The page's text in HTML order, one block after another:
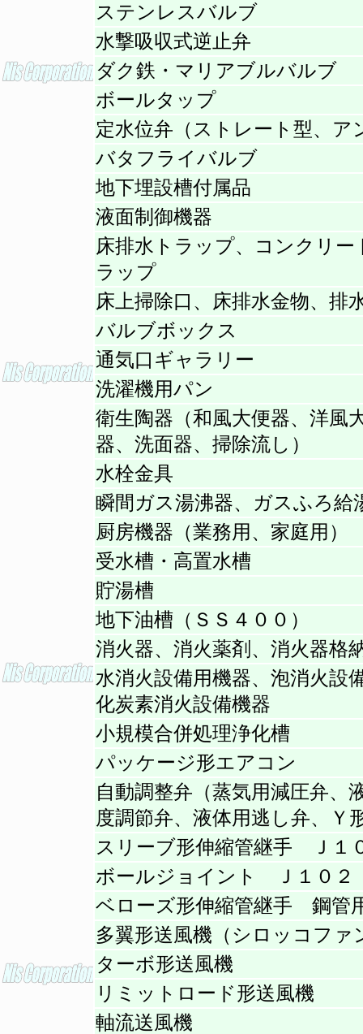
ステンレスバルブ
水撃吸収式逆止弁
ダク鉄・マリアブルバルブ
ボールタップ
定水位弁（ストレート型、ア
バタフライバルブ
地下埋設槽付属品
液面制御機器
床排水トラップ、コンクリ
ラップ
床上掃除口、床排水金物、排
バルブボックス
通気口ギャラリー
洗濯機用パン
衛生陶器（和風大便器、洋風
器、洗面器、掃除流し）
水栓金具
瞬間ガス湯沸器、ガスふろ給
厨房機器（業務用、家庭用）
受水槽・高置水槽
貯湯槽
地下油槽（ＳＳ４００）
消火器、消火薬剤、消火器格
水消火設備用機器、泡消火設
化炭素消火設備機器
小規模合併処理浄化槽
パッケージ形エアコン
自動調整弁（蒸気用減圧弁、
度調節弁、液体用逃し弁、Ｙ
スリーブ形伸縮管継手 Ｊ１
ボールジョイント Ｊ１０２
ベローズ形伸縮管継手 鋼管
多翼形送風機（シロッコファ
ターボ形送風機
リミットロード形送風機
軸流送風機